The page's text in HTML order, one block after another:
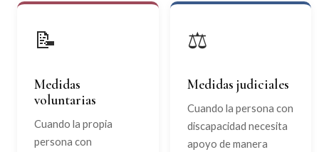
📝
Medidas
voluntarias
Cuando la propia
persona con
⚖️
Medidas judiciales
Cuando la persona con
discapacidad necesita
apoyo de manera